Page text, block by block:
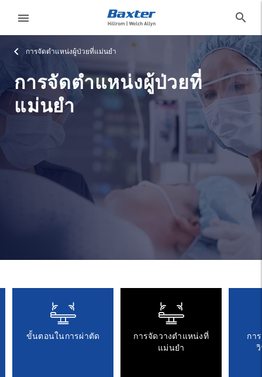
โซลูชั่น
ผลิตภัณฑ์
บริการ
Baxter.com launch
Sign
language ประเทศ
menu search
การจัดตำแหน่งผู้ป่วยที่แม่นยำ
การจัดตำแหน่งผู้ป่วยที่
แม่นยำ
ขั้นตอนในการผ่าตัด
การจัดวางตำแหน่งที่
แม่นยำ
กา